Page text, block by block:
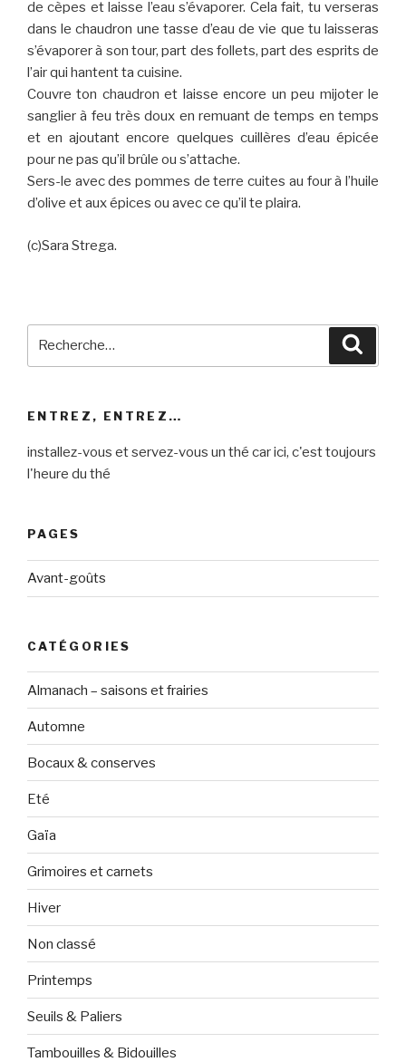
de cèpes et laisse l’eau s’évaporer. Cela fait, tu verseras
dans le chaudron une tasse d’eau de vie que tu laisseras
s’évaporer à son tour, part des follets, part des esprits de
l’air qui hantent ta cuisine.
Couvre ton chaudron et laisse encore un peu mijoter le
sanglier à feu très doux en remuant de temps en temps
et en ajoutant encore quelques cuillères d’eau épicée
pour ne pas qu’il brûle ou s’attache.
Sers-le avec des pommes de terre cuites au four à l’huile
d’olive et aux épices ou avec ce qu’il te plaira.
(c)Sara Strega.
ENTREZ, ENTREZ…
installez-vous et servez-vous un thé car ici, c'est toujours
l'heure du thé
PAGES
Avant-goûts
CATÉGORIES
Almanach – saisons et frairies
Automne
Bocaux & conserves
Eté
Gaïa
Grimoires et carnets
Hiver
Non classé
Printemps
Seuils & Paliers
Tambouilles & Bidouilles